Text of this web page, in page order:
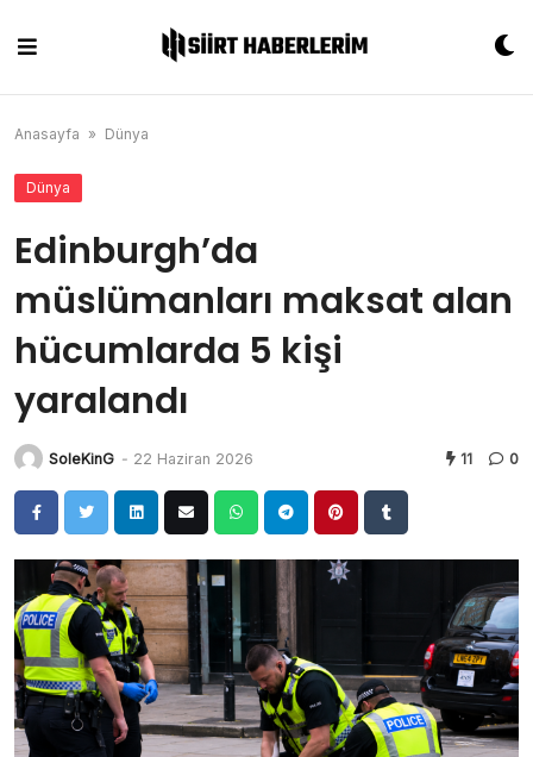
content
Anasayfa » Dünya
Dünya
Edinburgh’da
müslümanları maksat alan
hücumlarda 5 kişi
yaralandı
SoleKinG - 22 Haziran 2026 11 0